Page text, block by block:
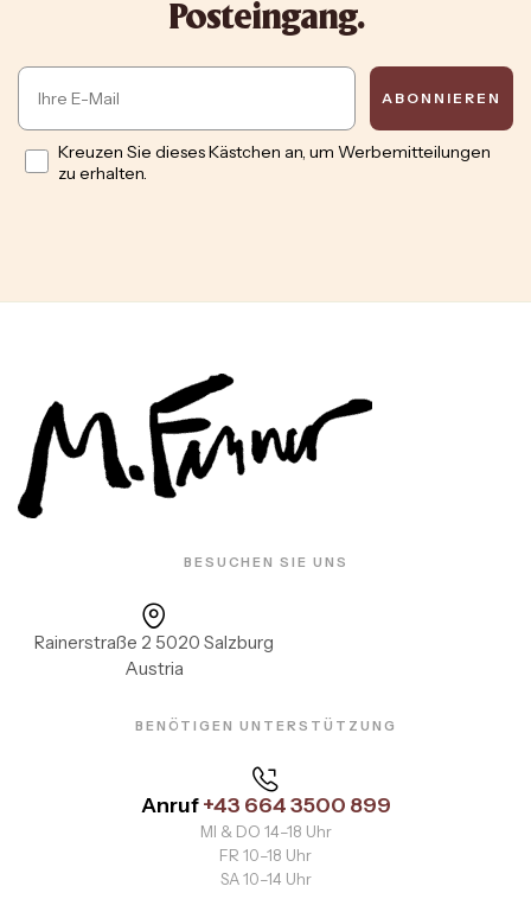
Posteingang.
Email
ABONNIEREN
Opt inKreuzen Sie dieses Kästchen an, um Werbemitteilungen
zu erhalten.
BESUCHEN SIE UNS
Rainerstraße 2 5020 Salzburg
Austria
BENÖTIGEN UNTERSTÜTZUNG
Anruf+43 664 3500 899
MI & DO 14–18 Uhr
FR 10–18 Uhr
SA 10–14 Uhr